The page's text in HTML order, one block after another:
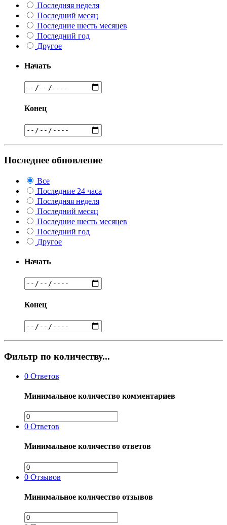
Последняя неделя
Последний месяц
Последние шесть месяцев
Последний год
Другое
Начать
Конец
Последнее обновление
Все
Последние 24 часа
Последняя неделя
Последний месяц
Последние шесть месяцев
Последний год
Другое
Начать
Конец
Фильтр по количеству...
0 Ответов
Минимальное количество комментариев
0 Ответов
Минимальное количество ответов
0 Отзывов
Минимальное количество отзывов